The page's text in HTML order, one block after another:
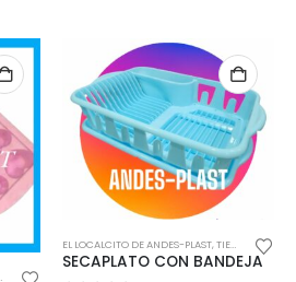
EL LOCALCITO DE ANDES-PLAST,TIENDA MINORISTA
SECAPLATO CON BANDEJA